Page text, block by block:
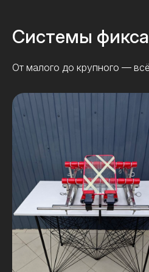
Системы
От малого до крупного —